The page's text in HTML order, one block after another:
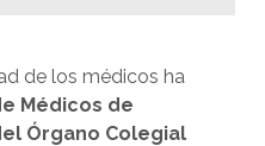
de los médicos ha
Médicos de
Órgano Colegial